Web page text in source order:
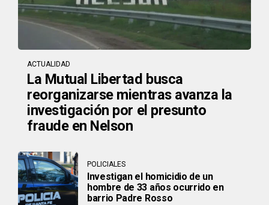
ACTUALIDAD
La Mutual Libertad busca
reorganizarse mientras avanza la
investigación por el presunto
fraude en Nelson
POLICIALES
Investigan el homicidio de un
hombre de 33 años ocurrido en
barrio Padre Rosso